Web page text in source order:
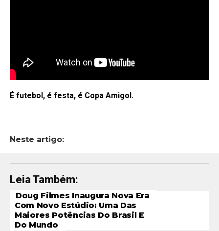
É futebol, é festa, é Copa Amigol.
Neste artigo:
Leia Também:
Doug Filmes Inaugura Nova Era
Com Novo Estúdio: Uma Das
Maiores Potências Do Brasil E
Do Mundo